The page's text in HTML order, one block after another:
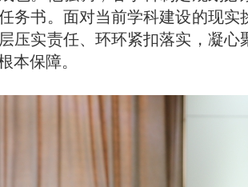
务书。面对当前学科建设的现实
压实责任、环环紧扣落实，凝
本保障。